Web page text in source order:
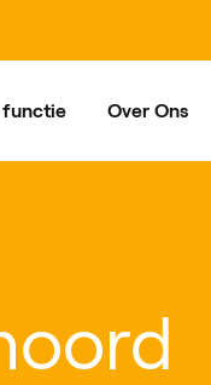
functie Over Ons